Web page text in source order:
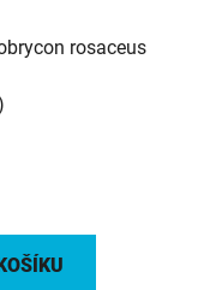
rosaceus